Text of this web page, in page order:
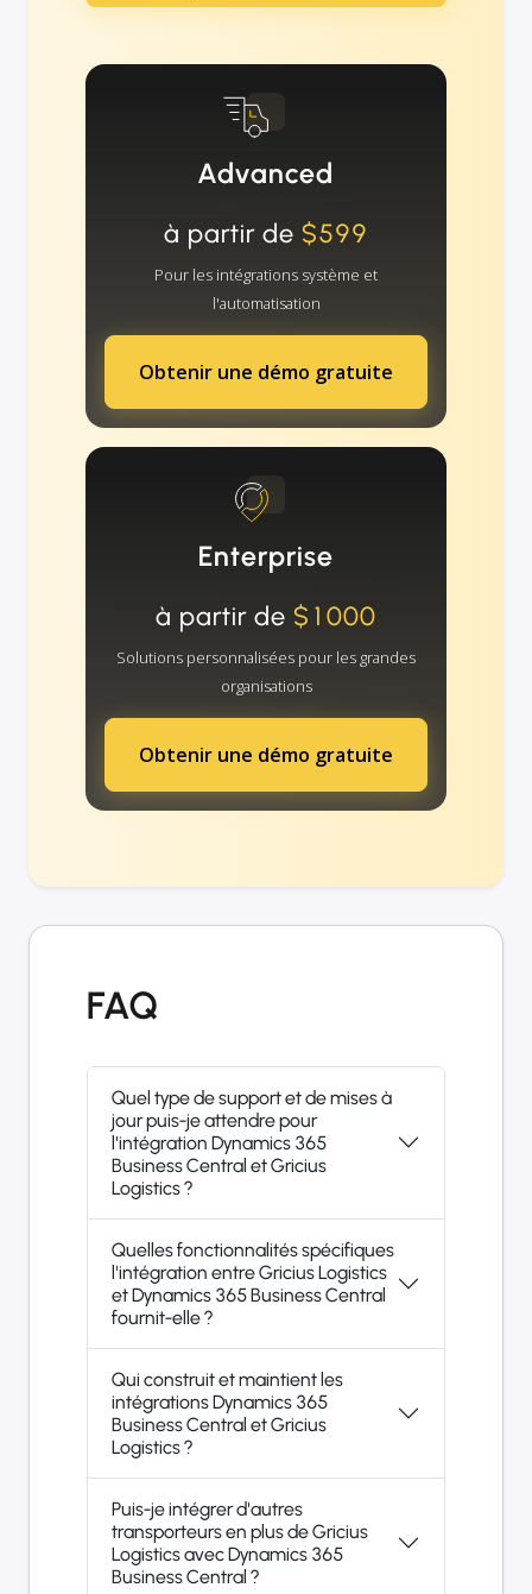
Advanced
à partir de $599
Pour les intégrations système et
l'automatisation
Obtenir une démo gratuite
Enterprise
à partir de $1000
Solutions personnalisées pour les grandes
organisations
Obtenir une démo gratuite
FAQ
Quel type de support et de mises à
jour puis-je attendre pour
l'intégration Dynamics 365
Business Central et Gricius
Logistics ?
Quelles fonctionnalités spécifiques
l'intégration entre Gricius Logistics
et Dynamics 365 Business Central
fournit-elle ?
Qui construit et maintient les
intégrations Dynamics 365
Business Central et Gricius
Logistics ?
Puis-je intégrer d'autres
transporteurs en plus de Gricius
Logistics avec Dynamics 365
Business Central ?